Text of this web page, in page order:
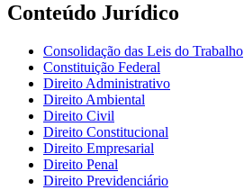
Conteúdo Jurídico
Consolidação das Leis do Trabalho
Constituição Federal
Direito Administrativo
Direito Ambiental
Direito Civil
Direito Constitucional
Direito Empresarial
Direito Penal
Direito Previdenciário